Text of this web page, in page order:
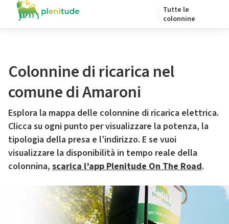
Tutte le
colonnine
Colonnine di ricarica nel
comune di Amaroni
Esplora la mappa delle colonnine di ricarica elettrica.
Clicca su ogni punto per visualizzare la potenza, la
tipologia della presa e l’indirizzo. E se vuoi
visualizzare la disponibilità in tempo reale della
colonnina, scarica l’app Plenitude On The Road.